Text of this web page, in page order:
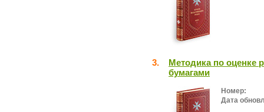
3.
Методика по оценке
бумагами
Номер:
Дата